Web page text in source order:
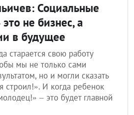
Социальные
не бизнес, а
в будущее
старается свою работу
мы не только сами
но и могли сказать
строил!». И когда ребенок
– это будет главной